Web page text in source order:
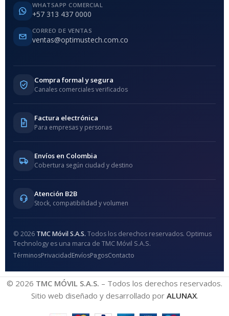
WHATSAPP COMERCIAL
+57 313 437 0000
CORREO DE VENTAS
ventas@optimustech.com.co
Compra formal y segura
Canales comerciales verificados
Factura electrónica
Para empresas y personas
Envíos en Colombia
Cobertura según ciudad y destino
Atención B2B
Stock, compatibilidad y volumen
© 2026 TMC Móvil S.A.S. Todos los derechos reservados. Optimus
Technology es una marca de TMC Móvil S.A.S.
TérminosPrivacidadEnvíosPagosContacto
© 2026 TMC MÓVIL S.A.S. – Todos los derechos reservados.
Sitio web diseñado y desarrollado por ALUNAX.